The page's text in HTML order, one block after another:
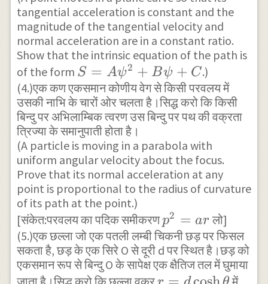
} }
2
}+B\psi
+C
tangential acceleration is constant and the
magnitude of the tangential velocity and
normal acceleration are in a constant ratio.
Show that the intrinsic equation of the path is
of the form S=A{
\psi }^{
2
}+B\psi
+C
S = Aψ2 + Bψ + C.)
(4.)एक कण एकसमान कोणीय वेग से किसी परवलय में
उसकी नाभि के चारों ओर चलता है।सिद्ध करो कि किसी
बिन्दु पर अभिलाम्बिक त्वरण उस बिन्दु पर पथ की वक्रता
त्रिज्या के समानुपाती होता है।
(A particle is moving in a parabola with
uniform angular velocity about the focus.
Prove that its normal acceleration at any
point is proportional to the radius of curvature
of its path at the point.)
[संकेत:परवलय का पदिक समीकरण{ p
}^{
2
}=ar
p2 = arलो]
(5.)एक छल्ला जो एक पतली लम्बी चिकनी छड़ पर फिसल
सकता है, छड़ के एक सिरे O से दूरी d पर स्थित है।छड़ को
एकसमान रूप से बिन्दु O के सापेक्ष एक क्षैतिज तल में घुमाया